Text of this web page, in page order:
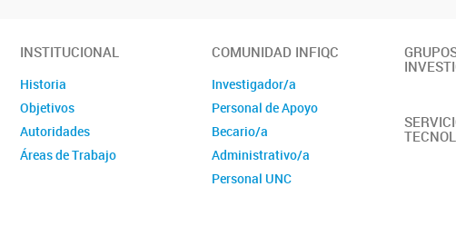
INSTITUCIONAL
Historia
Objetivos
Autoridades
Áreas de Trabajo
COMUNIDAD INFIQC
Investigador/a
Personal de Apoyo
Becario/a
Administrativo/a
Personal UNC